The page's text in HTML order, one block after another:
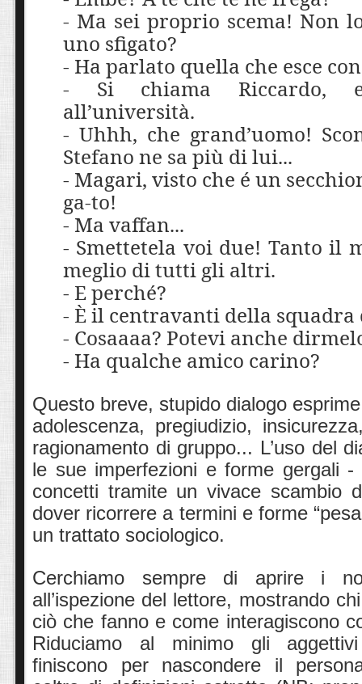
- Ma sei proprio scema! Non
uno sfigato?
- Ha parlato quella che esce
- Si chiama Riccardo,
all’università.
- Uhhh, che grand’uomo!
Stefano ne sa più di lui...
- Magari, visto che é un
ga-to!
- Ma vaffan...
- Smettetela voi due! Tanto il
meglio di tutti gli altri.
- E perché?
- È il centravanti della squadra
- Cosaaaa? Potevi anche
- Ha qualche amico carino?
Questo breve, stupido dialogo
adolescenza, pregiudizio,
ragionamento di gruppo... L’uso del
le sue imperfezioni e forme gergali
concetti tramite un vivace scambio
dover ricorrere a termini e forme
un trattato sociologico.
Cerchiamo sempre di aprire i
all’ispezione del lettore, mostrando
ciò che fanno e come interagiscono
Riduciamo al minimo gli
finiscono per nascondere il